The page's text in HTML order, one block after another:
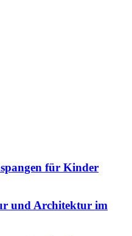
für Kinder
und Architektur im